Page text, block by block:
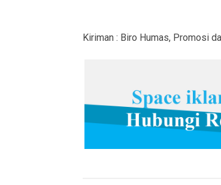
Kiriman : Biro Humas, Promosi